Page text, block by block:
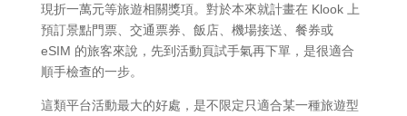
現折一萬元等旅遊相關獎項。對於本來就計畫在 Klook 上
預訂景點門票、交通票券、飯店、機場接送、餐券或
eSIM 的旅客來說，先到活動頁試手氣再下單，是很適合
順手檢查的一步。
這類平台活動最大的好處，是不限定只適合某一種旅遊型